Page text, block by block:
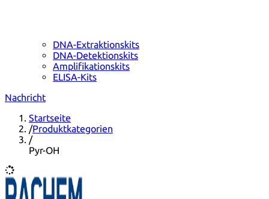
DNA-Extraktionskits
DNA-Detektionskits
Amplifikationskits
ELISA-Kits
Nachricht
Startseite
/Produktkategorien
/
Pyr-OH